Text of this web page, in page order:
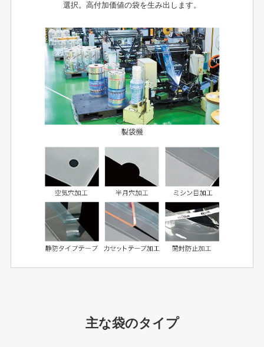
選択。高付加価値の袋を生み出します。
主な袋のタイプ